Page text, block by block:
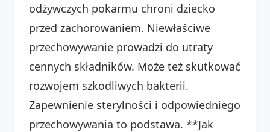
odżywczych pokarmu chroni dziecko
przed zachorowaniem. Niewłaściwe
przechowywanie prowadzi do utraty
cennych składników. Może też skutkować
rozwojem szkodliwych bakterii.
Zapewnienie sterylności i odpowiedniego
przechowywania to podstawa. **Jak